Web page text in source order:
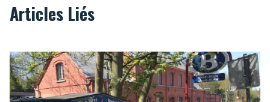
Articles Liés
Trouver sa boîte à livres à Bruxelles